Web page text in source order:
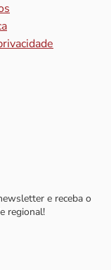
e receba o
regional!